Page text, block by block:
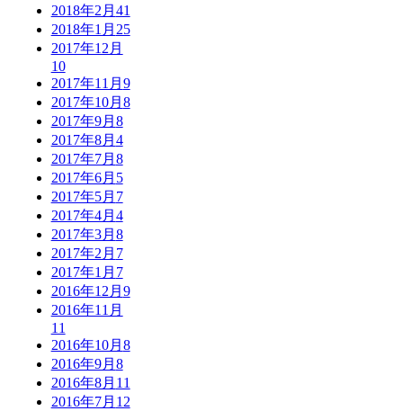
2018年2月 41
2018年1月 25
2017年12月
10
2017年11月 9
2017年10月 8
2017年9月 8
2017年8月 4
2017年7月 8
2017年6月 5
2017年5月 7
2017年4月 4
2017年3月 8
2017年2月 7
2017年1月 7
2016年12月 9
2016年11月
11
2016年10月 8
2016年9月 8
2016年8月 11
2016年7月 12